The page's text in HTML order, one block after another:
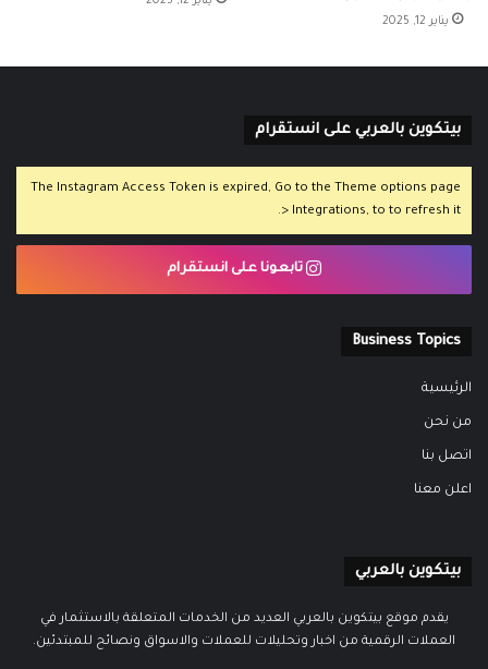
يناير 12, 2025
بيتكوين بالعربي على انستقرام
The Instagram Access Token is expired, Go to the Theme options page
> Integrations, to to refresh it.
تابعونا على انستقرام
Business Topics
الرئيسية
من نحن
اتصل بنا
اعلن معنا
بيتكوين بالعربي
يقدم موقع بيتكوين بالعربي العديد من الخدمات المتعلقة بالاستثمار في
العملات الرقمية من اخبار وتحليلات للعملات والاسواق ونصائح للمبتدئين.